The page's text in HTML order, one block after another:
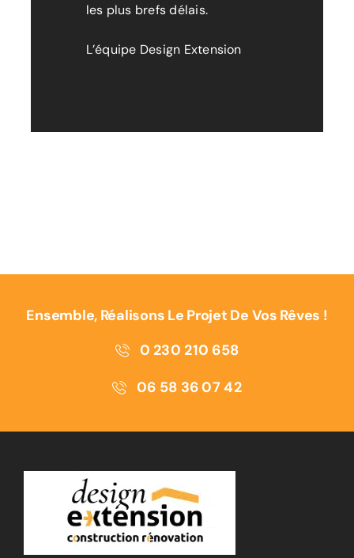
les plus brefs délais.
L’équipe Design Extension
Ensemble, Réalisons Le Projet De Vos Rêves !
0 230 210 658
06 58 36 07 42